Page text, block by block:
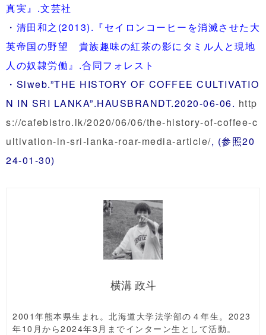
真実』.文芸社
・ 清田和之(2013).『セイロンコーヒーを消滅させた大
英帝国の野望 貴族趣味の紅茶の影にタミル人と現地
人の奴隷労働』.合同フォレスト
・Slweb.”THE HISTORY OF COFFEE CULTIVATIO
N IN SRI LANKA”.HAUSBRANDT.2020-06-06. http
s://cafebistro.lk/2020/06/06/the-history-of-coffee-c
ultivation-in-sri-lanka-roar-media-article/, (参照20
24-01-30)
横溝 政斗
2001年熊本県生まれ。北海道大学法学部の４年生。2023
年10月から2024年3月までインターン生として活動。